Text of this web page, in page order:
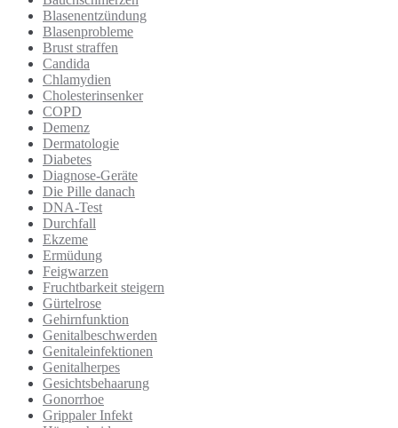
Blasenentzündung
Blasenprobleme
Brust straffen
Candida
Chlamydien
Cholesterinsenker
COPD
Demenz
Dermatologie
Diabetes
Diagnose-Geräte
Die Pille danach
DNA-Test
Durchfall
Ekzeme
Ermüdung
Feigwarzen
Fruchtbarkeit steigern
Gürtelrose
Gehirnfunktion
Genitalbeschwerden
Genitaleinfektionen
Genitalherpes
Gesichtsbehaarung
Gonorrhoe
Grippaler Infekt